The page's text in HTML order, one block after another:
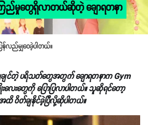
ည်မှုတွေရှိလာတယ်ဆိုတဲ့ ချောရတနာ
ည်မျှဝေခဲ့ပါတယ်။
ချင်တဲ့ ပရိသတ်တွေအတွက် ချောရတနာက Gym
ေးတွေကို ပြောပြလာပါတယ်။ သူဆိုရင်တော့
ထိ ဝိတ်ချနိုင်ခဲ့ပြီလို့ဆိုပါတယ်။